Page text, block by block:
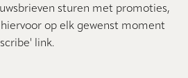
sturen met promoties,
op elk gewenst moment
link.